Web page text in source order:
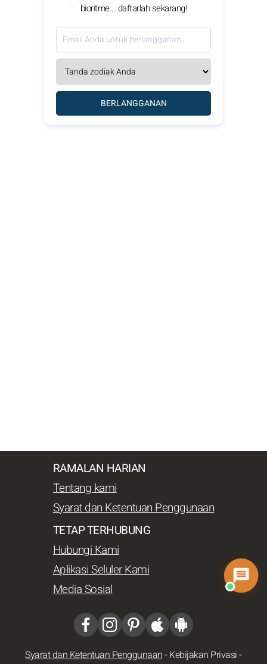
bioritme... daftarlah sekarang!
BERLANGGANAN
RAMALAN HARIAN
Tentang kami
Syarat dan Ketentuan Penggunaan
TETAP TERHUBUNG
Hubungi Kami
Aplikasi Seluler Kami
Media Sosial
Syarat dan Ketentuan Penggunaan- Kebijakan Privasi-